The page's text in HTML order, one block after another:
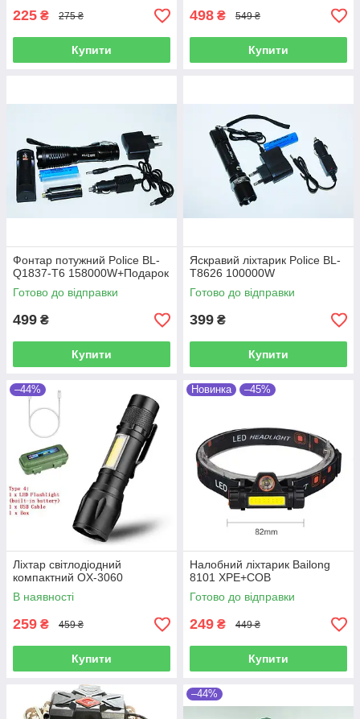
225 ₴ 275 ₴
Купити
498 ₴ 549 ₴
Купити
Фонтар потужний Police BL-
Q1837-T6 158000W+Подарок
Готово до відправки
499 ₴
Купити
Яскравий ліхтарик Police BL-
Т8626 100000W
Готово до відправки
399 ₴
Купити
–44%
Ліхтар світлодіодний
компактний OX-3060
В наявності
259 ₴ 459 ₴
Купити
Новинка –45%
Налобний ліхтарик Bailong
8101 XPE+COB
Готово до відправки
249 ₴ 449 ₴
Купити
–44%